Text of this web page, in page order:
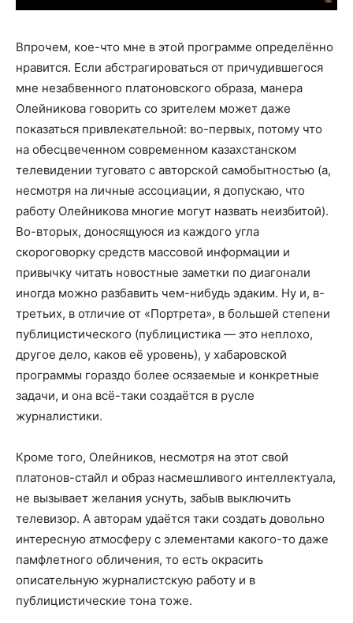
Впрочем, кое-что мне в этой программе определённо
нравится. Если абстрагироваться от причудившегося
мне незабвенного платоновского образа, манера
Олейникова говорить со зрителем может даже
показаться привлекательной: во-первых, потому что
на обесцвеченном современном казахстанском
телевидении туговато с авторской самобытностью (а,
несмотря на личные ассоциации, я допускаю, что
работу Олейникова многие могут назвать неизбитой).
Во-вторых, доносящуюся из каждого угла
скороговорку средств массовой информации и
привычку читать новостные заметки по диагонали
иногда можно разбавить чем-нибудь эдаким. Ну и, в-
третьих, в отличие от «Портрета», в большей степени
публицистического (публицистика — это неплохо,
другое дело, каков её уровень), у хабаровской
программы гораздо более осязаемые и конкретные
задачи, и она всё-таки создаётся в русле
журналистики.
Кроме того, Олейников, несмотря на этот свой
платонов-стайл и образ насмешливого интеллектуала,
не вызывает желания уснуть, забыв выключить
телевизор. А авторам удаётся таки создать довольно
интересную атмосферу с элементами какого-то даже
памфлетного обличения, то есть окрасить
описательную журналистскую работу и в
публицистические тона тоже.